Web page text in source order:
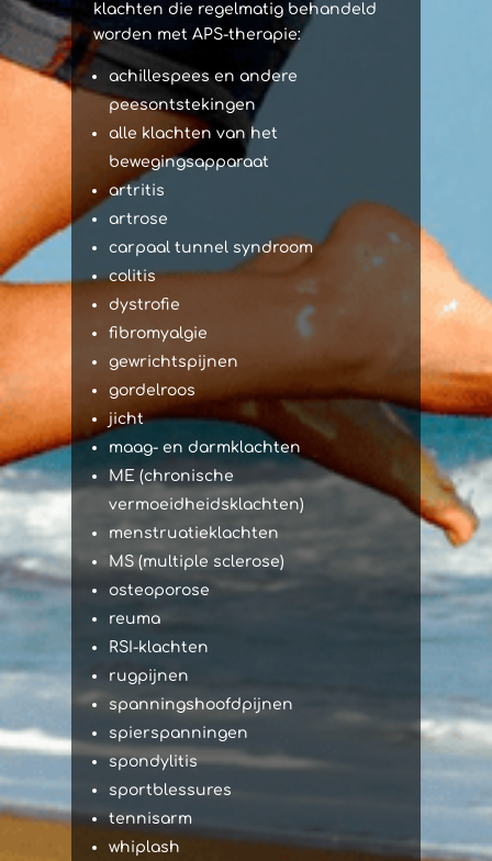
klachten die regelmatig behandeld
worden met APS-therapie:
achillespees en andere
peesontstekingen
alle klachten van het
bewegingsapparaat
artritis
artrose
carpaal tunnel syndroom
colitis
dystrofie
fibromyalgie
gewrichtspijnen
gordelroos
jicht
maag- en darmklachten
ME (chronische
vermoeidheidsklachten)
menstruatieklachten
MS (multiple sclerose)
osteoporose
reuma
RSI-klachten
rugpijnen
spanningshoofdpijnen
spierspanningen
spondylitis
sportblessures
tennisarm
whiplash